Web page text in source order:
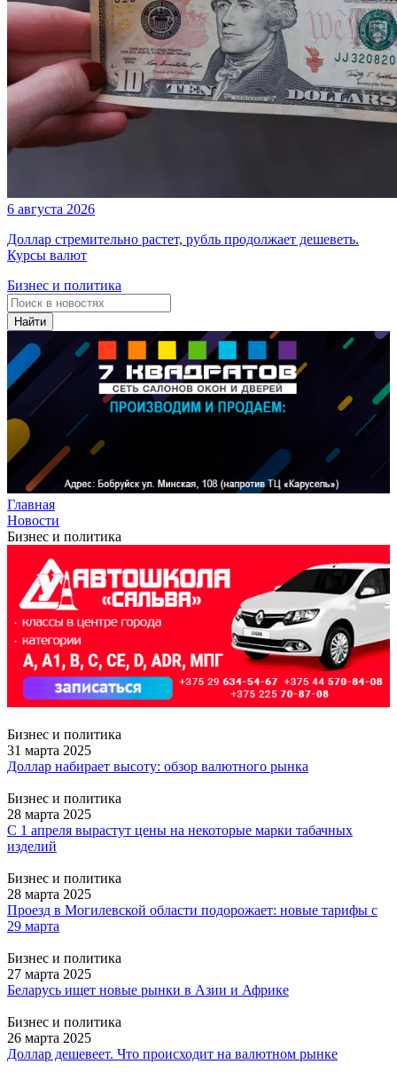
6 августа 2026
Доллар стремительно растет, рубль продолжает дешеветь.
Курсы валют
Бизнес и политика
Найти
Главная
Новости
Бизнес и политика
Бизнес и политика
31 марта 2025
Доллар набирает высоту: обзор валютного рынка
Бизнес и политика
28 марта 2025
С 1 апреля вырастут цены на некоторые марки табачных
изделий
Бизнес и политика
28 марта 2025
Проезд в Могилевской области подорожает: новые тарифы с
29 марта
Бизнес и политика
27 марта 2025
Беларусь ищет новые рынки в Азии и Африке
Бизнес и политика
26 марта 2025
Доллар дешевеет. Что происходит на валютном рынке